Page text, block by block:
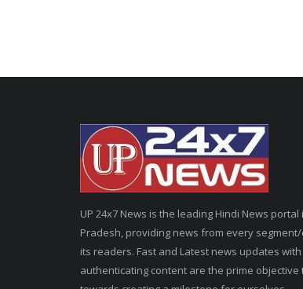
UP 24x7 News is the leading Hindi News portal
Pradesh, providing news from every
its readers. Fast and Latest news updates with
authenticating content are the prime objective